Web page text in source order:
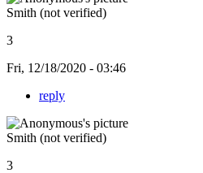
Smith (not verified)
3
Fri, 12/18/2020 - 03:46
reply
Smith (not verified)
3